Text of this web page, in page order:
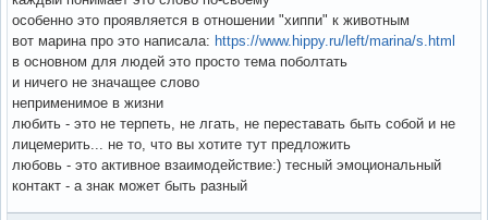
особенно это проявляется в отношении "хиппи" к животным
вот марина про это написала: https://www.hippy.ru/left/marina/s.html
в основном для людей это просто тема поболтать
и ничего не значащее слово
неприменимое в жизни
любить - это не терпеть, не лгать, не переставать быть собой и не
лицемерить... не то, что вы хотите тут предложить
любовь - это активное взаимодействие:) тесный эмоциональный
контакт - а знак может быть разный